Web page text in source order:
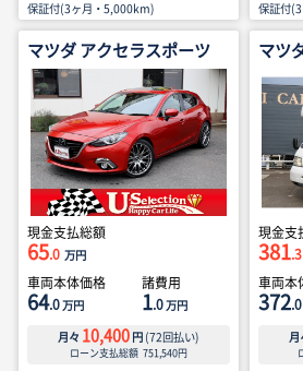
保証付(3ヶ月・5,000km)
保証付
マツダ アクセラスポーツ
現金支払総額
65.0 万円
車両本体価格
64.0万円
諸費用
1.0万円
月々 10,400 円 (72回払い)
ローン支払総額 751,540円
マツ
現金支
381.3
車両本
372.0
月